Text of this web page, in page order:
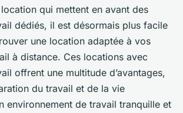
qui mettent en avant des
dédiés, il est désormais plus facile
une location adaptée à vos
à distance. Ces locations avec
offrent une multitude d’avantages,
du travail et de la vie
environnement de travail tranquille et